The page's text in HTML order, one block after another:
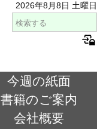
2026年8月8日 土曜日
今週の紙面
書籍のご案内
会社概要